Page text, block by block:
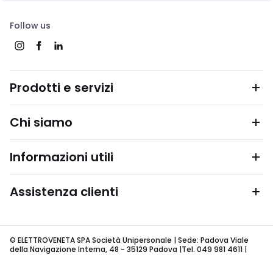
Follow us
Prodotti e servizi
Chi siamo
Informazioni utili
Assistenza clienti
© ELETTROVENETA SPA Società Unipersonale | Sede: Padova Viale
della Navigazione Interna, 48 - 35129 Padova |Tel. 049 981 4611 |